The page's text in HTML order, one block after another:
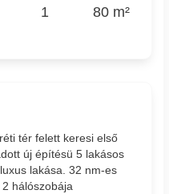
1 80 m²
tér felett keresi első
új építésü 5 lakásos
lakása. 32 nm-es
hálószobája